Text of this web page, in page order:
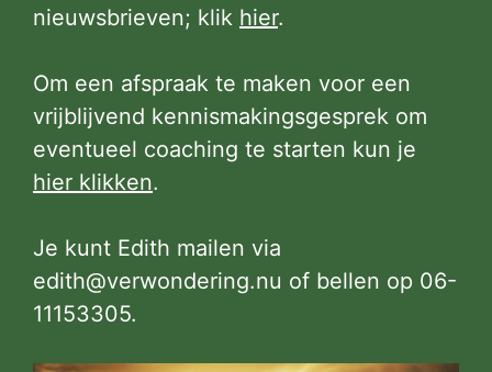
nieuwsbrieven; klik hier.
Om een afspraak te maken voor een
vrijblijvend kennismakingsgesprek om
eventueel coaching te starten kun je
hier klikken.
Je kunt Edith mailen via
edith@verwondering.nu of bellen op 06-
11153305.